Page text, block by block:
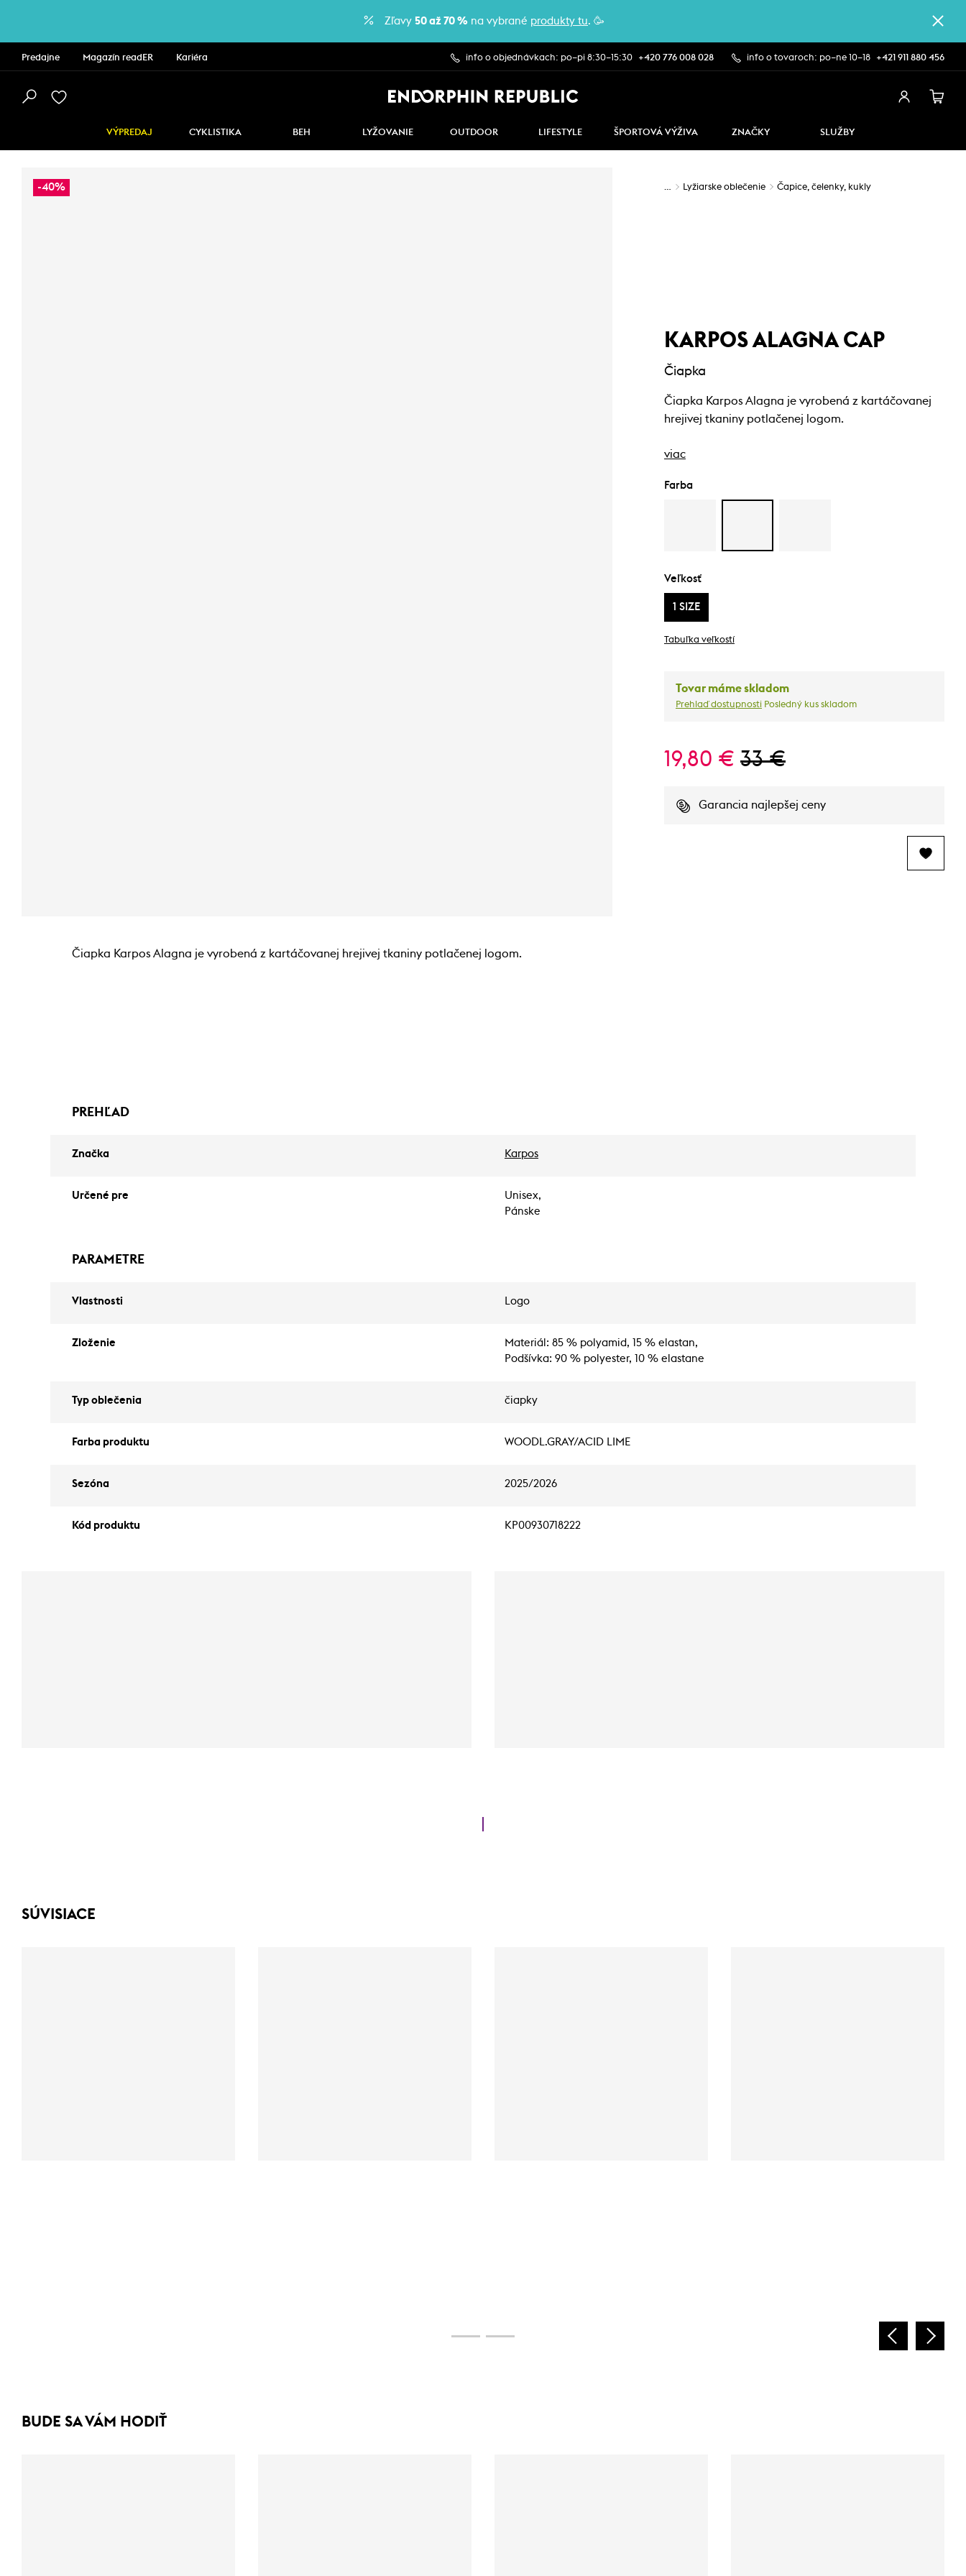
Zľavy 50 až 70 % na vybrané produkty tu. 🥳
Predajne Magazín readER Kariéra info o objednávkach: po–pi 8:30–15:30 +420 776 008 028 info o tovaroch: po–ne 10–18 +421 911 880 456
VÝPREDAJ CYKLISTIKA BEH LYŽOVANIE OUTDOOR LIFESTYLE ŠPORTOVÁ VÝŽIVA ZNAČKY SLUŽBY
-40% … Lyžiarske oblečenie Čapice, čelenky, kukly
KARPOS ALAGNA CAP
Čiapka
Čiapka Karpos Alagna je vyrobená z kartáčovanej
hrejivej tkaniny potlačenej logom.
viac
Farba
Veľkosť
1 SIZE
Tabuľka veľkostí
Tovar máme skladom
Prehlaď dostupnosti Posledný kus skladom
19,80 € 33 €
Garancia najlepšej ceny
Čiapka Karpos Alagna je vyrobená z kartáčovanej hrejivej tkaniny potlačenej logom.
PREHĽAD
Značka Karpos
Určené pre
Unisex,
Pánske
PARAMETRE
Vlastnosti Logo
Zloženie
Materiál: 85 % polyamid, 15 % elastan,
Podšívka: 90 % polyester, 10 % elastane
Typ oblečenia čiapky
Farba produktu WOODL.GRAY/ACID LIME
Sezóna 2025/2026
Kód produktu KP00930718222
SÚVISIACE
BUDE SA VÁM HODIŤ